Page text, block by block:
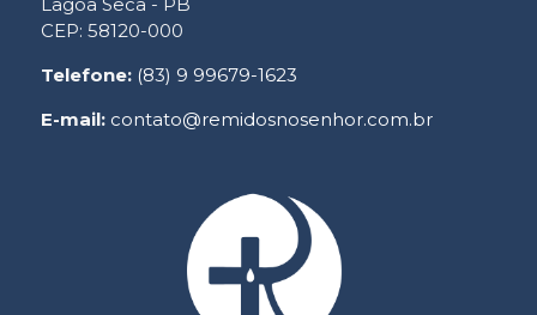
CEP: 58120-000
Telefone: (83) 9 99679-1623
E-mail: contato@remidosnosenhor.com.br